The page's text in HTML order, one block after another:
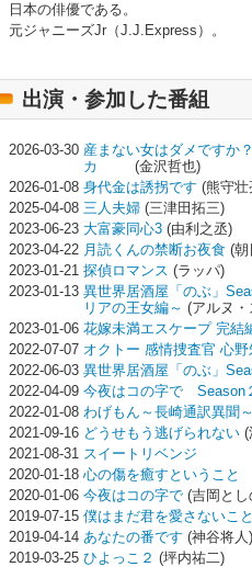
日本の俳優である。
元ジャニーズJr（J.J.Express）。
出演・参加した番組
2026-03-30 産まない女はダメですか
カ
(金沢哲也)
2026-01-08 身代金は誘拐です (熊守壮
2025-04-08 三人夫婦 (三津田拓三)
2023-06-23 大富豪同心3 (由利之丞)
2023-04-22 月読くんの禁断お夜食 (朝
2023-01-21 探偵ロマンス (ラッパ)
2023-01-13 異世界居酒屋「のぶ」
リアの王女編～ (アルヌ
2023-01-06 花嫁未満エスケープ 完結
2022-07-07 オクトー 感情捜査官 心野
2022-06-03 異世界居酒屋「のぶ」
2022-04-09 今夜はコの字で Season
2022-01-08 わげもん～長崎通訳異聞～
2021-09-16 どうせもう逃げられない (
2021-08-31 スイートリベンジ
2020-01-18 心の傷を癒すということ
2020-01-06 今夜はコの字で (吉岡とし
2019-07-15 僕はまだ君を愛さないこ
2019-04-14 あなたの番です (神谷将人)
2019-03-25 ひよっこ２ (坪内祐二)